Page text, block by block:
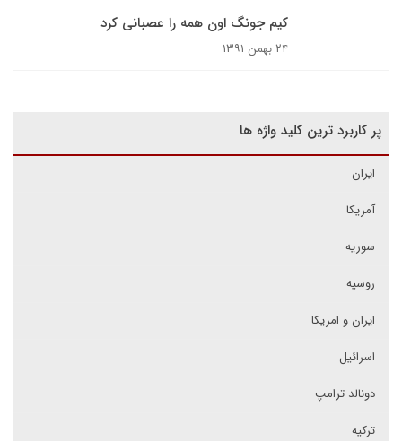
کیم جونگ اون همه را عصبانی کرد
۲۴ بهمن ۱۳۹۱
پر کاربرد ترین کلید واژه ها
ایران
آمریکا
سوریه
روسیه
ایران و امریکا
اسرائیل
دونالد ترامپ
ترکیه